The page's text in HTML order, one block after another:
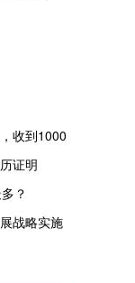
收到1000
证明
？
战略实施